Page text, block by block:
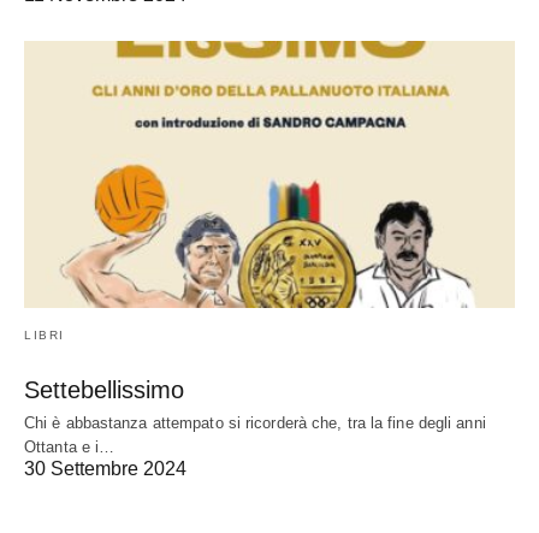
LIBRI
Settebellissimo
Chi è abbastanza attempato si ricorderà che, tra la fine degli anni
Ottanta e i…
30 Settembre 2024